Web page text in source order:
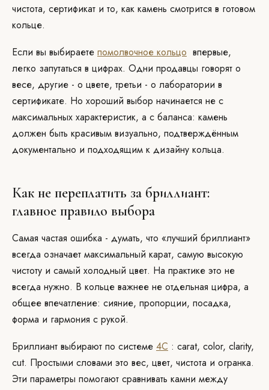
чистота, сертификат и то, как камень смотрится в готовом
кольце.
Если вы выбираете помолвочное кольцо впервые,
легко запутаться в цифрах. Одни продавцы говорят о
весе, другие - о цвете, третьи - о лаборатории в
сертификате. Но хороший выбор начинается не с
максимальных характеристик, а с баланса: камень
должен быть красивым визуально, подтверждённым
документально и подходящим к дизайну кольца.
Как не переплатить за бриллиант:
главное правило выбора
Самая частая ошибка - думать, что «лучший бриллиант»
всегда означает максимальный карат, самую высокую
чистоту и самый холодный цвет. На практике это не
всегда нужно. В кольце важнее не отдельная цифра, а
общее впечатление: сияние, пропорции, посадка,
форма и гармония с рукой.
Бриллиант выбирают по системе 4C : carat, color, clarity,
cut. Простыми словами это вес, цвет, чистота и огранка.
Эти параметры помогают сравнивать камни между